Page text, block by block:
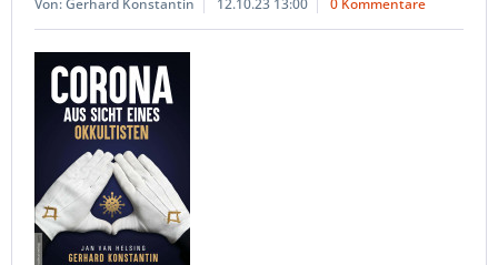
Von: Gerhard Konstantin 12.10.23 13:00 0 Kommentare